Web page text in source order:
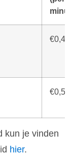
€0,49
€0,55
kun je vinden
hier.